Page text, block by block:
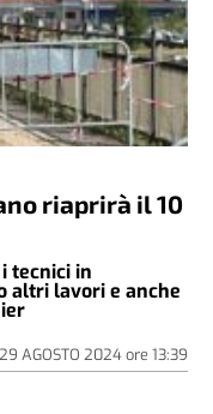
riaprirà il 10
tecnici in
altri lavori e anche
29 AGOSTO 2024ore 13:39